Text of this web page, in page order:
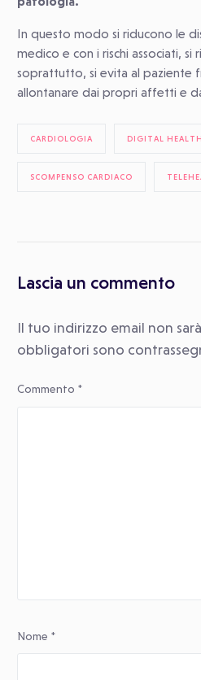
In questo modo si riducono le
medico e con i rischi associati, si
soprattutto, si evita al paziente
allontanare dai propri affetti e
CARDIOLOGIA DIGITAL HEALTH
SCOMPENSO CARDIACO
Lascia un commento
Il tuo indirizzo email non
obbligatori sono
Commento *
Nome *